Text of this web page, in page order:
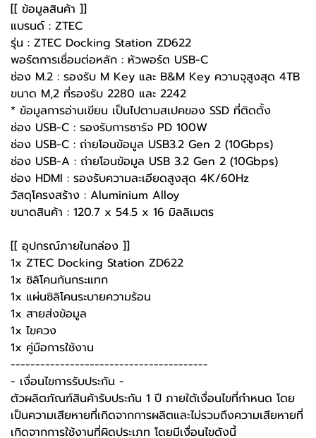
[[ ข้อมูลสินค้า ]]
แบรนด์ : ZTEC
รุ่น : ZTEC Docking Station ZD622
พอร์ตการเชื่อมต่อหลัก : หัวพอร์ต USB-C
ช่อง M.2 : รองรับ M Key และ B&M Key ความจุสูงสุด 4TB
ขนาด M,2 ที่รองรับ 2280 และ 2242
* ข้อมูลการอ่านเขียน เป็นไปตามสเปคของ SSD ที่ติดตั้ง
ช่อง USB-C : รองรับการชาร์จ PD 100W
ช่อง USB-C : ถ่ายโอนข้อมูล USB3.2 Gen 2 (10Gbps)
ช่อง USB-A : ถ่ายโอนข้อมูล USB 3.2 Gen 2 (10Gbps)
ช่อง HDMI : รองรับความละเอียดสูงสุด 4K/60Hz
วัสดุโครงสร้าง : Aluminium Alloy
ขนาดสินค้า : 120.7 x 54.5 x 16 มิลลิเมตร
[[ อุปกรณ์ภายในกล่อง ]]
1x ZTEC Docking Station ZD622
1x ซิลิโคนกันกระแทก
1x แผ่นซิลิโคนระบายความร้อน
1x สายส่งข้อมูล
1x ไขควง
1x คู่มือการใช้งาน
----------------------------------------
-️ เงื่อนไขการรับประกัน -️
ตัวผลิตภัณฑ์สินค้ารับประกัน 1 ปี ภายใต้เงื่อนไขที่กำหนด โดย
เป็นความเสียหายที่เกิดจากการผลิตและไม่รวมถึงความเสียหายที่
เกิดจากการใช้งานที่ผิดประเภท โดยมีเงื่อนไขดังนี้